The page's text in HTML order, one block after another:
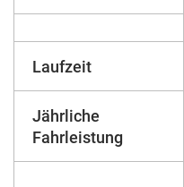
Laufzeit
Jährliche
Fahrleistung